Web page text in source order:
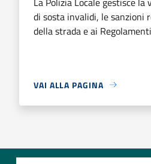
di sosta invalidi, le sanzioni
della strada e ai
VAI ALLA PAGINA